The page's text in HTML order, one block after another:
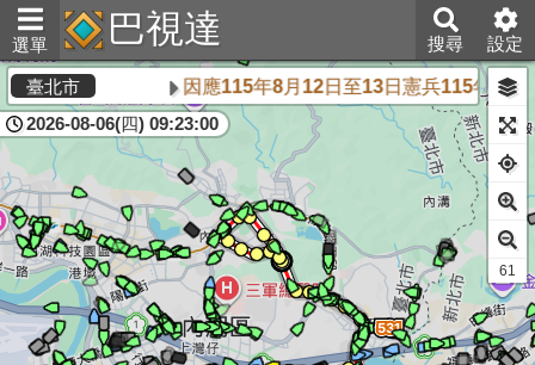
選單 巴視達 搜尋 設定
臺北市 因應115年8月12日至13日憲兵115年8月
2026-08-06(四) 09:23:00
60